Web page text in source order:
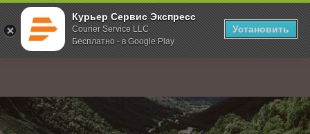
Курьер Сервис Экспресс
Courier Service LLC
Бесплатно - в Google Play
Установить
; Главная О компании Новости КСЭ: Логистика для автобизнеса